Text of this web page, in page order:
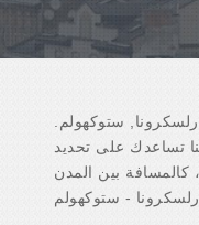
ستوكهولم.
تساعدك على تحديد
كالمسافة بين المدن